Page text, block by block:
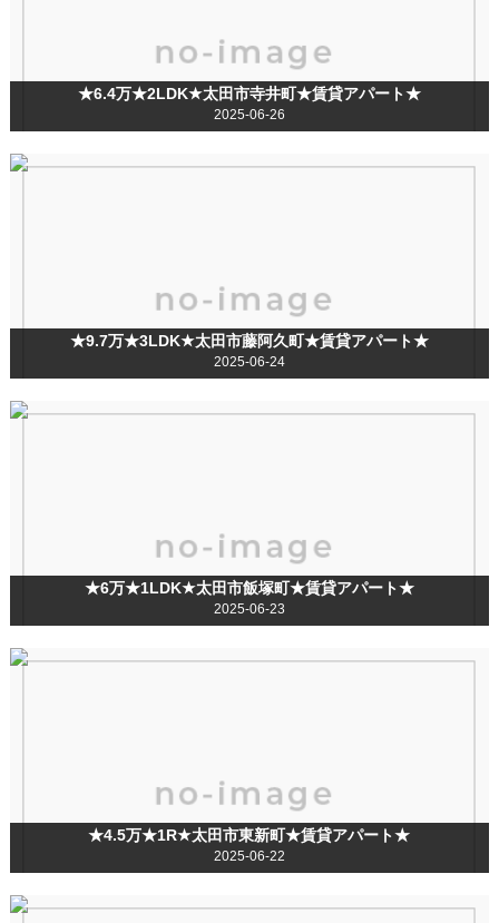
★6.4万★2LDK★太田市寺井町★賃貸アパート★
2025-06-26
★9.7万★3LDK★太田市藤阿久町★賃貸アパート★
2025-06-24
★6万★1LDK★太田市飯塚町★賃貸アパート★
2025-06-23
★4.5万★1R★太田市東新町★賃貸アパート★
2025-06-22